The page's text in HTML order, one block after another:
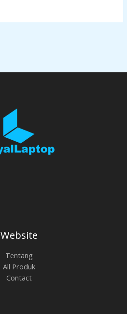
Website
Tentang
All Produk
Contact